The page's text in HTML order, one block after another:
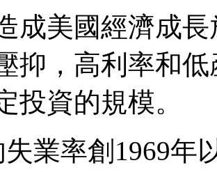
成美國經濟成
抑，高利率和
投資的規模。
失業率創1969年